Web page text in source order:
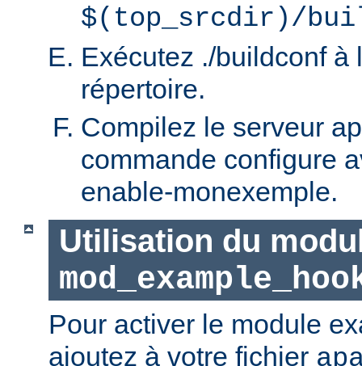
$(top_srcdir)/
Exécutez ./buildconf à
répertoire.
Compilez le serveur
commande configure
enable-monexemple.
Utilisation du
Pour activer le module
ajoutez à votre fichier